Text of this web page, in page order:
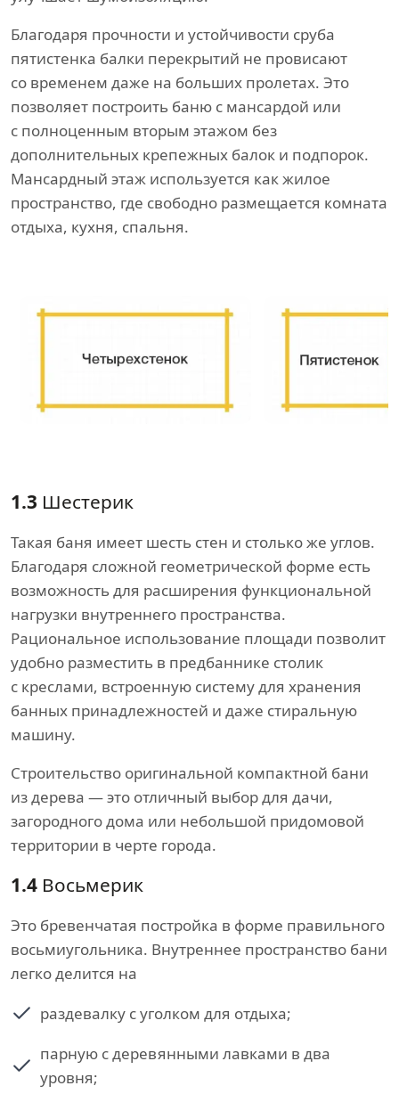
Благодаря прочности и устойчивости сруба
пятистенка балки перекрытий не провисают
со временем даже на больших пролетах. Это
позволяет построить баню с мансардой или
с полноценным вторым этажом без
дополнительных крепежных балок и подпорок.
Мансардный этаж используется как жилое
пространство, где свободно размещается комната
отдыха, кухня, спальня.
1.3 Шестерик
Такая баня имеет шесть стен и столько же углов.
Благодаря сложной геометрической форме есть
возможность для расширения функциональной
нагрузки внутреннего пространства.
Рациональное использование площади позволит
удобно разместить в предбаннике столик
с креслами, встроенную систему для хранения
банных принадлежностей и даже стиральную
машину.
Строительство оригинальной компактной бани
из дерева — это отличный выбор для дачи,
загородного дома или небольшой придомовой
территории в черте города.
1.4 Восьмерик
Это бревенчатая постройка в форме правильного
восьмиугольника. Внутреннее пространство бани
легко делится на
раздевалку с уголком для отдыха;
парную с деревянными лавками в два
уровня;